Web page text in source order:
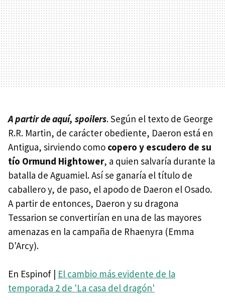
A partir de aquí, spoilers. Según el texto de George
R.R. Martin, de carácter obediente, Daeron está en
Antigua, sirviendo como copero y escudero de su
tío Ormund Hightower, a quien salvaría durante la
batalla de Aguamiel. Así se ganaría el título de
caballero y, de paso, el apodo de Daeron el Osado.
A partir de entonces, Daeron y su dragona
Tessarion se convertirían en una de las mayores
amenazas en la campaña de Rhaenyra (Emma
D'Arcy).
En Espinof | El cambio más evidente de la
temporada 2 de 'La casa del dragón'